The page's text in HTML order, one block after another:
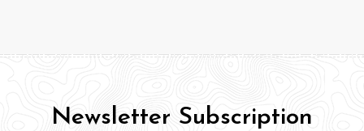
Newsletter Subscription